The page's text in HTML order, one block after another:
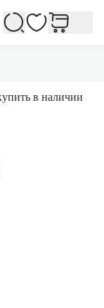
Избранное